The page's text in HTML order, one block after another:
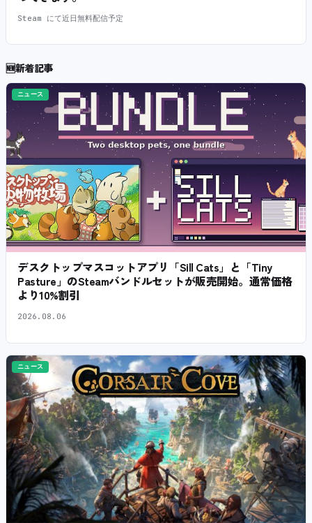
Steam にて近日無料配信予定
🆕新着記事
ニュース
デスクトップマスコットアプリ「Sill Cats」と「Tiny
Pasture」のSteamバンドルセットが販売開始。通常価格
より10%割引
2026.08.06
ニュース